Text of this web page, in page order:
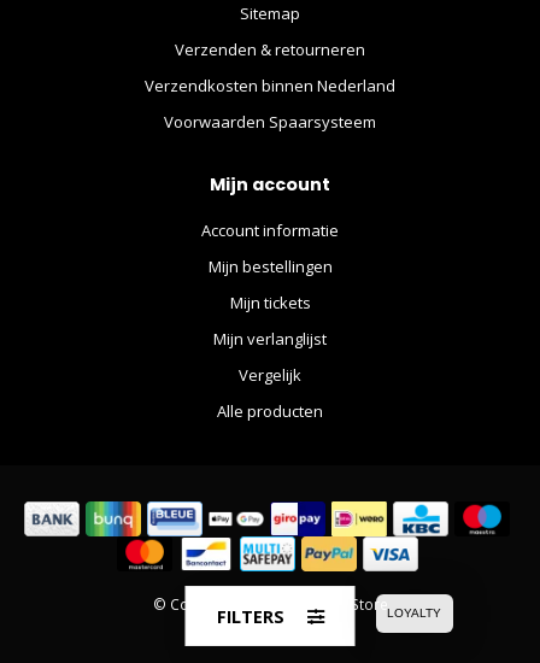
Sitemap
Verzenden & retourneren
Verzendkosten binnen Nederland
Voorwaarden Spaarsysteem
Mijn account
Account informatie
Mijn bestellingen
Mijn tickets
Mijn verlanglijst
Vergelijk
Alle producten
© Copyright 2026 The Movie Store
FILTERS LOYALTY